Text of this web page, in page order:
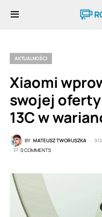
AKTUALNOŚCI
Xiaomi
swojej
13C w
BY MATEUSZ TWORUSZKA 9
0 COMMENTS